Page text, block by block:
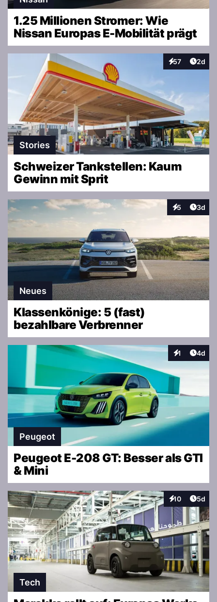
1.25 Millionen Stromer: Wie
Nissan Europas E-Mobilität prägt
57
Interaktionen
2d
Stories
Schweizer Tankstellen: Kaum
Gewinn mit Sprit
5
Interaktionen
3d
Neues
Klassenkönige: 5 (fast)
bezahlbare Verbrenner
1
Interaktionen
4d
Peugeot
Peugeot E-208 GT: Besser als GTI
& Mini
10
Interaktionen
5d
Tech